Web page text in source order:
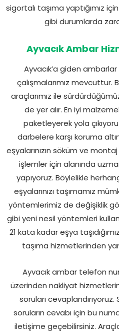
sigortalı taşıma yaptığımız
gibi durumlarda
Ayvacık Ambar
Ayvacık’a giden
çalışmalarımız mevcuttur.
araçlarımız ile
de yer alır. En iyi
paketleyerek yola
darbelere karşı koruma
eşyalarınızın söküm ve
işlemler için alanında
yapıyoruz. Böylelikle
eşyalarınızı taşımamız
yöntemlerimiz de değişiklik
gibi yeni nesil yöntemleri
21 kata kadar eşya
taşıma hizmetlerinden
Ayvacık ambar telefon
üzerinden nakliyat
soruları
soruların cevabı için bu
iletişime geçebilirsiniz.